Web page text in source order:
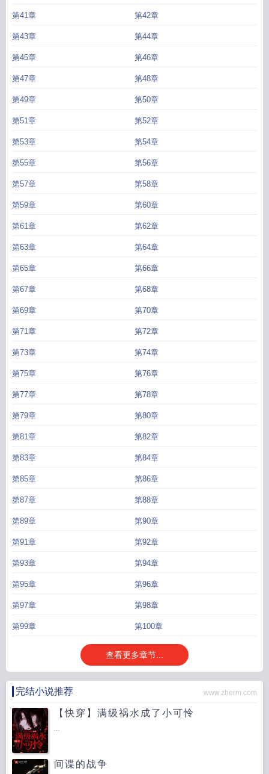
第41章 第42章
第43章 第44章
第45章 第46章
第47章 第48章
第49章 第50章
第51章 第52章
第53章 第54章
第55章 第56章
第57章 第58章
第59章 第60章
第61章 第62章
第63章 第64章
第65章 第66章
第67章 第68章
第69章 第70章
第71章 第72章
第73章 第74章
第75章 第76章
第77章 第78章
第79章 第80章
第81章 第82章
第83章 第84章
第85章 第86章
第87章 第88章
第89章 第90章
第91章 第92章
第93章 第94章
第95章 第96章
第97章 第98章
第99章 第100章
查看更多章节...
完结小说推荐 www.zherm.com
【快穿】满级祸水成了小可怜
...
间谍的战争